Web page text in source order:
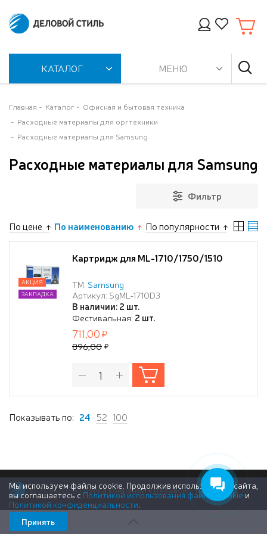
КАТАЛОГ МЕНЮ
Главная Каталог
Офисная и бытовая техника
Расходные материалы для оргтехники
Расходные материалы для Samsung
Расходные материалы для Samsung
Фильтр
По цене По наименованию По популярности
Картридж для ML-1710/1750/1510
ТМ: Samsung
Артикул: SgML-1710D3
В наличии: 2 шт.
Фестивальная: 2 шт.
АКЦИЯ
ЗАКЛАДКА
711,00
896,00
Показывать по: 24 52 100
© 2011-2026 Группа компаний «Деловой Стиль»
Мы используем файлы cookie. Продолжив использование сайта,
вы соглашаетесь с Политикой использования файлов cookie и
Политикой конфиденциальности
Принять